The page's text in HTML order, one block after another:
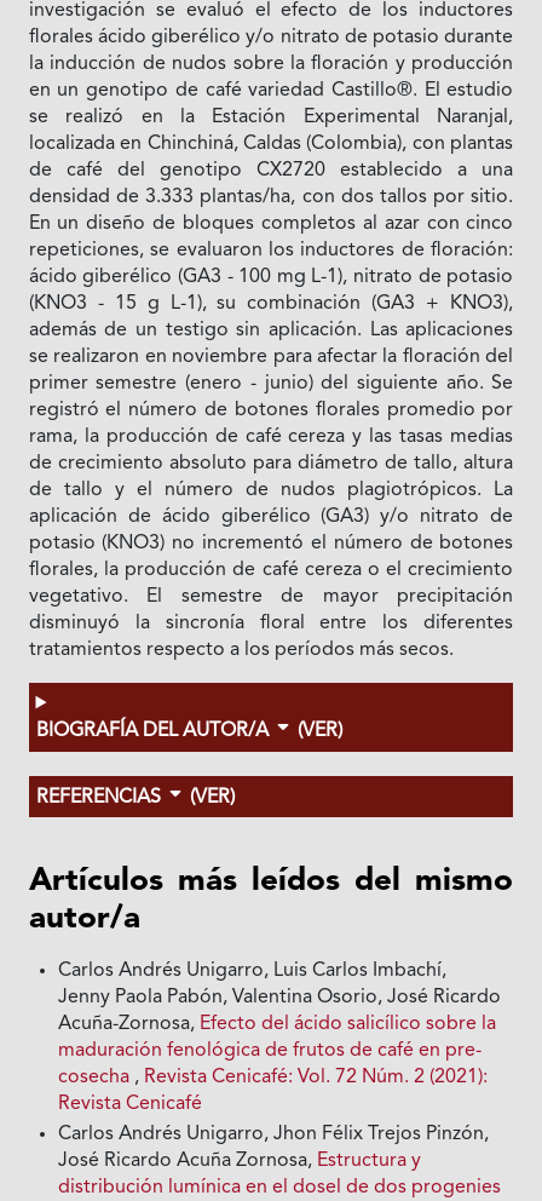
investigación se evaluó el efecto de los inductores
florales ácido giberélico y/o nitrato de potasio durante
la inducción de nudos sobre la floración y producción
en un genotipo de café variedad Castillo®. El estudio
se realizó en la Estación Experimental Naranjal,
localizada en Chinchiná, Caldas (Colombia), con plantas
de café del genotipo CX2720 establecido a una
densidad de 3.333 plantas/ha, con dos tallos por sitio.
En un diseño de bloques completos al azar con cinco
repeticiones, se evaluaron los inductores de floración:
ácido giberélico (GA3 - 100 mg L-1), nitrato de potasio
(KNO3 - 15 g L-1), su combinación (GA3 + KNO3),
además de un testigo sin aplicación. Las aplicaciones
se realizaron en noviembre para afectar la floración del
primer semestre (enero - junio) del siguiente año. Se
registró el número de botones florales promedio por
rama, la producción de café cereza y las tasas medias
de crecimiento absoluto para diámetro de tallo, altura
de tallo y el número de nudos plagiotrópicos. La
aplicación de ácido giberélico (GA3) y/o nitrato de
potasio (KNO3) no incrementó el número de botones
florales, la producción de café cereza o el crecimiento
vegetativo. El semestre de mayor precipitación
disminuyó la sincronía floral entre los diferentes
tratamientos respecto a los períodos más secos.
BIOGRAFÍA DEL AUTOR/A (VER)
REFERENCIAS (VER)
Artículos más leídos del mismo
autor/a
Carlos Andrés Unigarro, Luis Carlos Imbachí,
Jenny Paola Pabón, Valentina Osorio, José Ricardo
Acuña-Zornosa, Efecto del ácido salicílico sobre la
maduración fenológica de frutos de café en pre-
cosecha , Revista Cenicafé: Vol. 72 Núm. 2 (2021):
Revista Cenicafé
Carlos Andrés Unigarro, Jhon Félix Trejos Pinzón,
José Ricardo Acuña Zornosa, Estructura y
distribución lumínica en el dosel de dos progenies